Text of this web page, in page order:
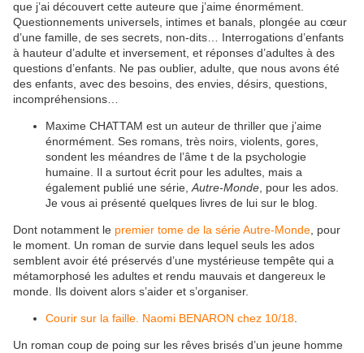
que j’ai découvert cette auteure que j’aime énormément.
Questionnements universels, intimes et banals, plongée au cœur
d’une famille, de ses secrets, non-dits… Interrogations d’enfants
à hauteur d’adulte et inversement, et réponses d’adultes à des
questions d’enfants. Ne pas oublier, adulte, que nous avons été
des enfants, avec des besoins, des envies, désirs, questions,
incompréhensions…
Maxime CHATTAM est un auteur de thriller que j’aime
énormément. Ses romans, très noirs, violents, gores,
sondent les méandres de l’âme t de la psychologie
humaine. Il a surtout écrit pour les adultes, mais a
également publié une série, Autre-Monde , pour les ados.
Je vous ai présenté quelques livres de lui sur le blog.
Dont notamment le premier tome de la série Autre-Monde , pour
le moment. Un roman de survie dans lequel seuls les ados
semblent avoir été préservés d’une mystérieuse tempête qui a
métamorphosé les adultes et rendu mauvais et dangereux le
monde. Ils doivent alors s’aider et s’organiser.
Courir sur la faille. Naomi BENARON chez 10/18
Un roman coup de poing sur les rêves brisés d’un jeune homme